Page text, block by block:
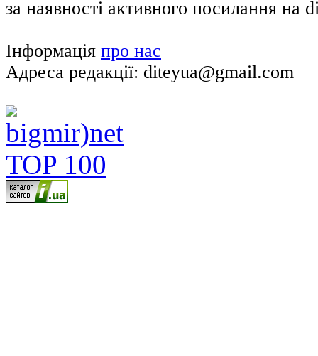
за наявності активного посилання на
Інформація про нас
Адреса редакції: diteyua@gmail.com